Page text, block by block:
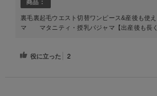
商品：
裏毛裏起毛ウエスト切替ワンピース&産後も使
マ マタニティ・授乳パジャマ【出産後も長く
役に立った 2